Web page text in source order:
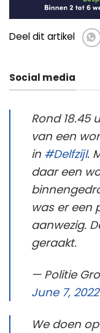
Deel dit artikel
Social media
Rond 18.45
van een
in #Delfzijl.
daar een
was er een
aanwezig.
geraakt.
— Politie
June 7, 2022
We doen